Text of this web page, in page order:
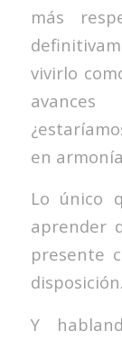
más
vivirlo
en
Lo único
aprender
presente
disposición.
Y